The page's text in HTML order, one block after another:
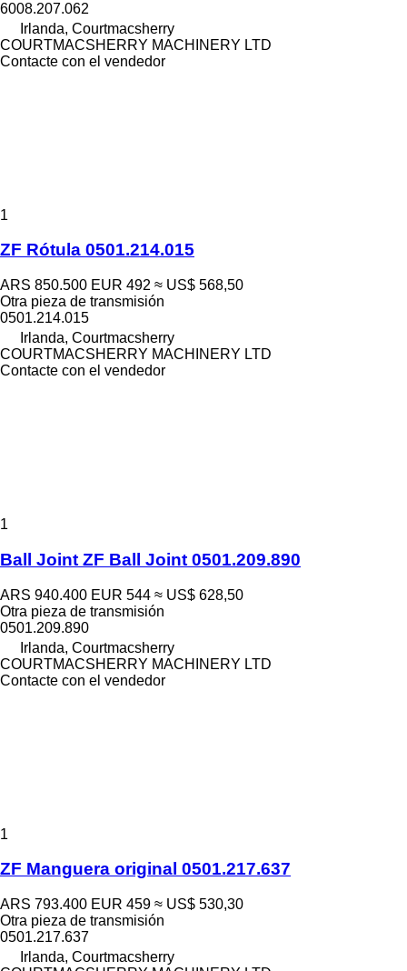
6008.207.062
Irlanda, Courtmacsherry
COURTMACSHERRY MACHINERY LTD
Contacte con el vendedor
1
ZF Rótula 0501.214.015
ARS 850.500 EUR 492 ≈ US$ 568,50
Otra pieza de transmisión
0501.214.015
Irlanda, Courtmacsherry
COURTMACSHERRY MACHINERY LTD
Contacte con el vendedor
1
Ball Joint ZF Ball Joint 0501.209.890
ARS 940.400 EUR 544 ≈ US$ 628,50
Otra pieza de transmisión
0501.209.890
Irlanda, Courtmacsherry
COURTMACSHERRY MACHINERY LTD
Contacte con el vendedor
1
ZF Manguera original 0501.217.637
ARS 793.400 EUR 459 ≈ US$ 530,30
Otra pieza de transmisión
0501.217.637
Irlanda, Courtmacsherry